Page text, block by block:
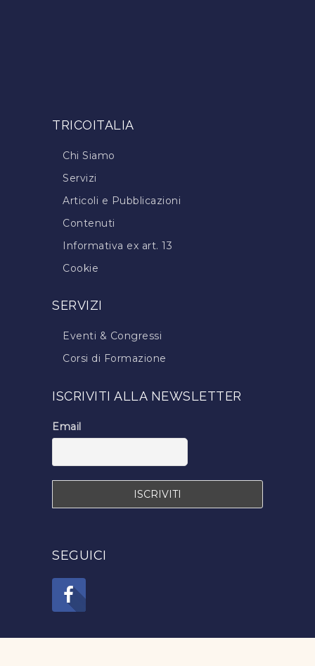
TRICOITALIA
Chi Siamo
Servizi
Articoli e Pubblicazioni
Contenuti
Informativa ex art. 13
Cookie
SERVIZI
Eventi & Congressi
Corsi di Formazione
Iscrizione a TricoItalia
Blog Calvizie
ISCRIVITI ALLA NEWSLETTER
Email
SEGUICI